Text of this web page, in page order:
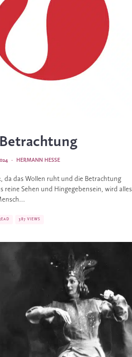
HERMANN HESSE
·
da das Wollen ruht und die Betrachtung
reine Sehen und Hingegebensein, wird alles
387 VIEWS